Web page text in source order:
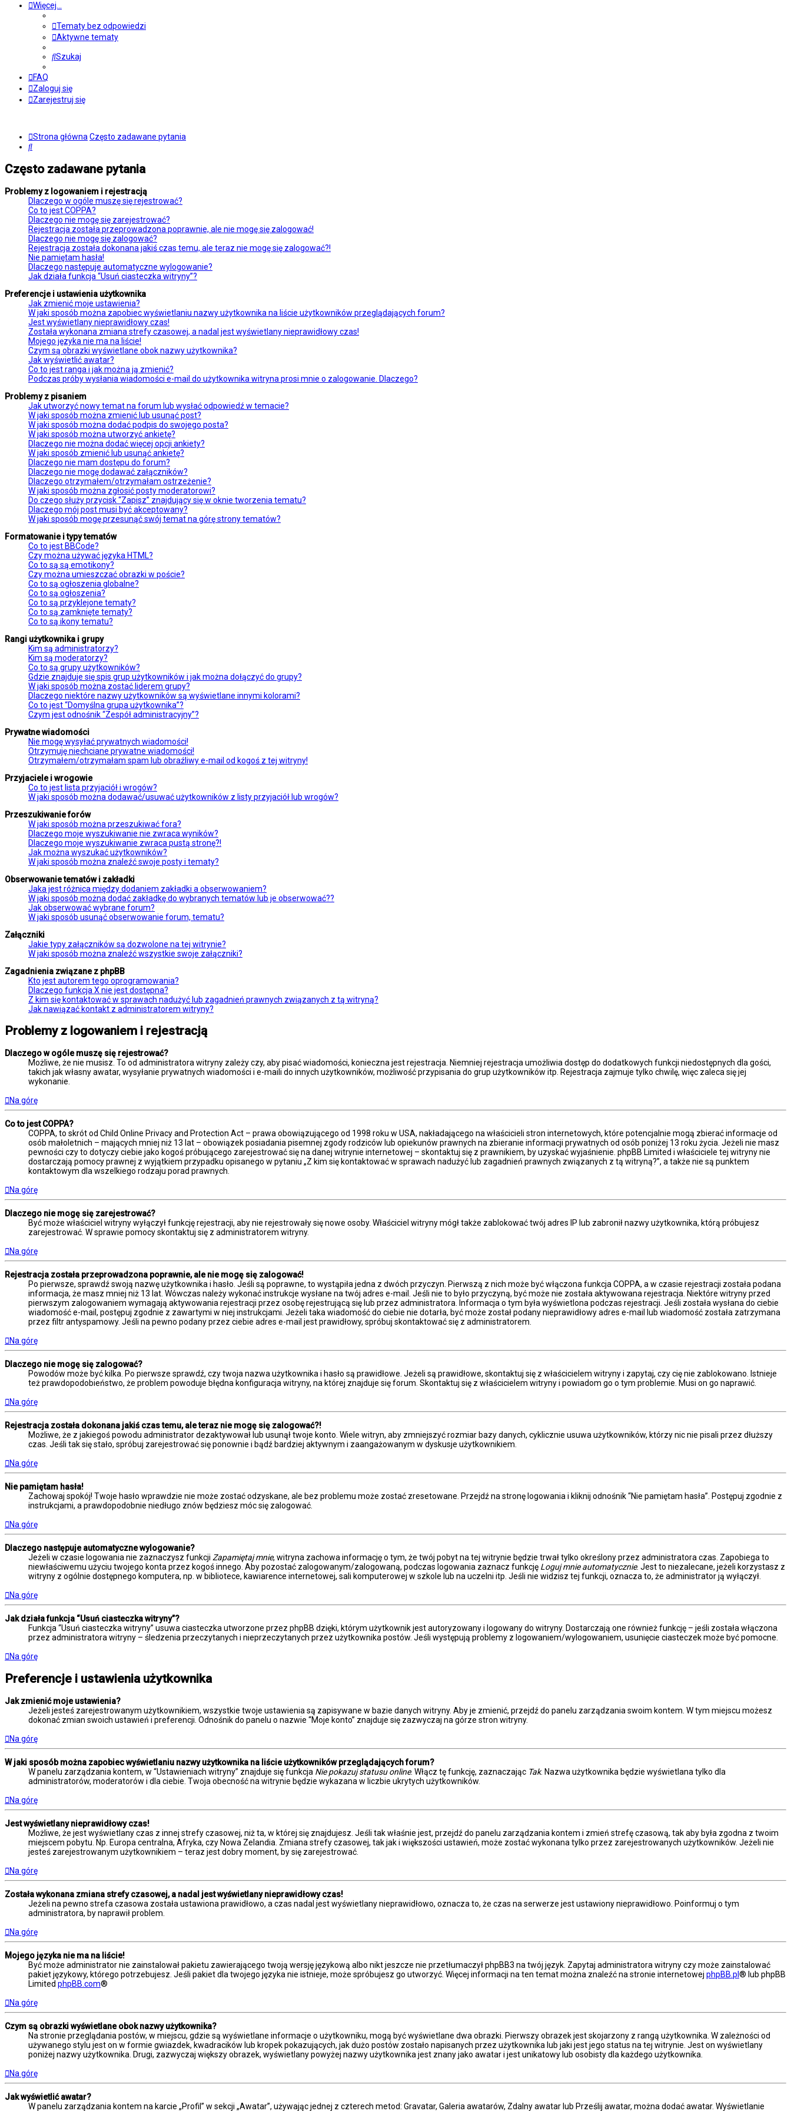
Więcej…
Tematy bez odpowiedzi
Aktywne tematy
Szukaj
FAQ
Zaloguj się
Zarejestruj się
Strona główna Często zadawane pytania
Szukaj
Często zadawane pytania
Problemy z logowaniem i rejestracją
Dlaczego w ogóle muszę się rejestrować?
Co to jest COPPA?
Dlaczego nie mogę się zarejestrować?
Rejestracja została przeprowadzona poprawnie, ale nie mogę się zalogować!
Dlaczego nie mogę się zalogować?
Rejestracja została dokonana jakiś czas temu, ale teraz nie mogę się zalogować?!
Nie pamiętam hasła!
Dlaczego następuje automatyczne wylogowanie?
Jak działa funkcja “Usuń ciasteczka witryny”?
Preferencje i ustawienia użytkownika
Jak zmienić moje ustawienia?
W jaki sposób można zapobiec wyświetlaniu nazwy użytkownika na liście użytkowników przeglądających forum?
Jest wyświetlany nieprawidłowy czas!
Została wykonana zmiana strefy czasowej, a nadal jest wyświetlany nieprawidłowy czas!
Mojego języka nie ma na liście!
Czym są obrazki wyświetlane obok nazwy użytkownika?
Jak wyświetlić awatar?
Co to jest ranga i jak można ją zmienić?
Podczas próby wysłania wiadomości e-mail do użytkownika witryna prosi mnie o zalogowanie. Dlaczego?
Problemy z pisaniem
Jak utworzyć nowy temat na forum lub wysłać odpowiedź w temacie?
W jaki sposób można zmienić lub usunąć post?
W jaki sposób można dodać podpis do swojego posta?
W jaki sposób można utworzyć ankietę?
Dlaczego nie można dodać więcej opcji ankiety?
W jaki sposób zmienić lub usunąć ankietę?
Dlaczego nie mam dostępu do forum?
Dlaczego nie mogę dodawać załączników?
Dlaczego otrzymałem/otrzymałam ostrzeżenie?
W jaki sposób można zgłosić posty moderatorowi?
Do czego służy przycisk “Zapisz” znajdujący się w oknie tworzenia tematu?
Dlaczego mój post musi być akceptowany?
W jaki sposób mogę przesunąć swój temat na górę strony tematów?
Formatowanie i typy tematów
Co to jest BBCode?
Czy można używać języka HTML?
Co to są są emotikony?
Czy można umieszczać obrazki w poście?
Co to są ogłoszenia globalne?
Co to są ogłoszenia?
Co to są przyklejone tematy?
Co to są zamknięte tematy?
Co to są ikony tematu?
Rangi użytkownika i grupy
Kim są administratorzy?
Kim są moderatorzy?
Co to są grupy użytkowników?
Gdzie znajduje się spis grup użytkowników i jak można dołączyć do grupy?
W jaki sposób można zostać liderem grupy?
Dlaczego niektóre nazwy użytkowników są wyświetlane innymi kolorami?
Co to jest “Domyślna grupa użytkownika”?
Czym jest odnośnik “Zespół administracyjny”?
Prywatne wiadomości
Nie mogę wysyłać prywatnych wiadomości!
Otrzymuję niechciane prywatne wiadomości!
Otrzymałem/otrzymałam spam lub obraźliwy e-mail od kogoś z tej witryny!
Przyjaciele i wrogowie
Co to jest lista przyjaciół i wrogów?
W jaki sposób można dodawać/usuwać użytkowników z listy przyjaciół lub wrogów?
Przeszukiwanie forów
W jaki sposób można przeszukiwać fora?
Dlaczego moje wyszukiwanie nie zwraca wyników?
Dlaczego moje wyszukiwanie zwraca pustą stronę?!
Jak można wyszukać użytkowników?
W jaki sposób można znaleźć swoje posty i tematy?
Obserwowanie tematów i zakładki
Jaka jest różnica między dodaniem zakładki a obserwowaniem?
W jaki sposób można dodać zakładkę do wybranych tematów lub je obserwować??
Jak obserwować wybrane forum?
W jaki sposób usunąć obserwowanie forum, tematu?
Załączniki
Jakie typy załączników są dozwolone na tej witrynie?
W jaki sposób można znaleźć wszystkie swoje załączniki?
Zagadnienia związane z phpBB
Kto jest autorem tego oprogramowania?
Dlaczego funkcja X nie jest dostępna?
Z kim się kontaktować w sprawach nadużyć lub zagadnień prawnych związanych z tą witryną?
Jak nawiązać kontakt z administratorem witryny?
Problemy z logowaniem i rejestracją
Dlaczego w ogóle muszę się rejestrować?
Możliwe, że nie musisz. To od administratora witryny zależy czy, aby pisać wiadomości, konieczna jest rejestracja. Niemniej rejestracja umożliwia dostęp do dodatkowych funkcji niedostępnych dla gości,
takich jak własny awatar, wysyłanie prywatnych wiadomości i e-maili do innych użytkowników, możliwość przypisania do grup użytkowników itp. Rejestracja zajmuje tylko chwilę, więc zaleca się jej
wykonanie.
Na górę
Co to jest COPPA?
COPPA, to skrót od Child Online Privacy and Protection Act – prawa obowiązującego od 1998 roku w USA, nakładającego na właścicieli stron internetowych, które potencjalnie mogą zbierać informacje od
osób małoletnich – mających mniej niż 13 lat – obowiązek posiadania pisemnej zgody rodziców lub opiekunów prawnych na zbieranie informacji prywatnych od osób poniżej 13 roku życia. Jeżeli nie masz
pewności czy to dotyczy ciebie jako kogoś próbującego zarejestrować się na danej witrynie internetowej – skontaktuj się z prawnikiem, by uzyskać wyjaśnienie. phpBB Limited i właściciele tej witryny nie
dostarczają pomocy prawnej z wyjątkiem przypadku opisanego w pytaniu „Z kim się kontaktować w sprawach nadużyć lub zagadnień prawnych związanych z tą witryną?”, a także nie są punktem
kontaktowym dla wszelkiego rodzaju porad prawnych.
Na górę
Dlaczego nie mogę się zarejestrować?
Być może właściciel witryny wyłączył funkcję rejestracji, aby nie rejestrowały się nowe osoby. Właściciel witryny mógł także zablokować twój adres IP lub zabronił nazwy użytkownika, którą próbujesz
zarejestrować. W sprawie pomocy skontaktuj się z administratorem witryny.
Na górę
Rejestracja została przeprowadzona poprawnie, ale nie mogę się zalogować!
Po pierwsze, sprawdź swoją nazwę użytkownika i hasło. Jeśli są poprawne, to wystąpiła jedna z dwóch przyczyn. Pierwszą z nich może być włączona funkcja COPPA, a w czasie rejestracji została podana
informacja, że masz mniej niż 13 lat. Wówczas należy wykonać instrukcje wysłane na twój adres e-mail. Jeśli nie to było przyczyną, być może nie została aktywowana rejestracja. Niektóre witryny przed
pierwszym zalogowaniem wymagają aktywowania rejestracji przez osobę rejestrującą się lub przez administratora. Informacja o tym była wyświetlona podczas rejestracji. Jeśli została wysłana do ciebie
wiadomość e-mail, postępuj zgodnie z zawartymi w niej instrukcjami. Jeżeli taka wiadomość do ciebie nie dotarła, być może został podany nieprawidłowy adres e-mail lub wiadomość została zatrzymana
przez filtr antyspamowy. Jeśli na pewno podany przez ciebie adres e-mail jest prawidłowy, spróbuj skontaktować się z administratorem.
Na górę
Dlaczego nie mogę się zalogować?
Powodów może być kilka. Po pierwsze sprawdź, czy twoja nazwa użytkownika i hasło są prawidłowe. Jeżeli są prawidłowe, skontaktuj się z właścicielem witryny i zapytaj, czy cię nie zablokowano. Istnieje
też prawdopodobieństwo, że problem powoduje błędna konfiguracja witryny, na której znajduje się forum. Skontaktuj się z właścicielem witryny i powiadom go o tym problemie. Musi on go naprawić.
Na górę
Rejestracja została dokonana jakiś czas temu, ale teraz nie mogę się zalogować?!
Możliwe, że z jakiegoś powodu administrator dezaktywował lub usunął twoje konto. Wiele witryn, aby zmniejszyć rozmiar bazy danych, cyklicznie usuwa użytkowników, którzy nic nie pisali przez dłuższy
czas. Jeśli tak się stało, spróbuj zarejestrować się ponownie i bądź bardziej aktywnym i zaangażowanym w dyskusje użytkownikiem.
Na górę
Nie pamiętam hasła!
Zachowaj spokój! Twoje hasło wprawdzie nie może zostać odzyskane, ale bez problemu może zostać zresetowane. Przejdź na stronę logowania i kliknij odnośnik “Nie pamiętam hasła”. Postępuj zgodnie z
instrukcjami, a prawdopodobnie niedługo znów będziesz móc się zalogować.
Na górę
Dlaczego następuje automatyczne wylogowanie?
Jeżeli w czasie logowania nie zaznaczysz funkcji Zapamiętaj mnie, witryna zachowa informację o tym, że twój pobyt na tej witrynie będzie trwał tylko określony przez administratora czas. Zapobiega to
niewłaściwemu użyciu twojego konta przez kogoś innego. Aby pozostać zalogowanym/zalogowaną, podczas logowania zaznacz funkcję Loguj mnie automatycznie. Jest to niezalecane, jeżeli korzystasz z
witryny z ogólnie dostępnego komputera, np. w bibliotece, kawiarence internetowej, sali komputerowej w szkole lub na uczelni itp. Jeśli nie widzisz tej funkcji, oznacza to, że administrator ją wyłączył.
Na górę
Jak działa funkcja “Usuń ciasteczka witryny”?
Funkcja “Usuń ciasteczka witryny” usuwa ciasteczka utworzone przez phpBB dzięki, którym użytkownik jest autoryzowany i logowany do witryny. Dostarczają one również funkcję – jeśli została włączona
przez administratora witryny – śledzenia przeczytanych i nieprzeczytanych przez użytkownika postów. Jeśli występują problemy z logowaniem/wylogowaniem, usunięcie ciasteczek może być pomocne.
Na górę
Preferencje i ustawienia użytkownika
Jak zmienić moje ustawienia?
Jeżeli jesteś zarejestrowanym użytkownikiem, wszystkie twoje ustawienia są zapisywane w bazie danych witryny. Aby je zmienić, przejdź do panelu zarządzania swoim kontem. W tym miejscu możesz
dokonać zmian swoich ustawień i preferencji. Odnośnik do panelu o nazwie “Moje konto” znajduje się zazwyczaj na górze stron witryny.
Na górę
W jaki sposób można zapobiec wyświetlaniu nazwy użytkownika na liście użytkowników przeglądających forum?
W panelu zarządzania kontem, w “Ustawieniach witryny” znajduje się funkcja Nie pokazuj statusu online. Włącz tę funkcję, zaznaczając Tak. Nazwa użytkownika będzie wyświetlana tylko dla
administratorów, moderatorów i dla ciebie. Twoja obecność na witrynie będzie wykazana w liczbie ukrytych użytkowników.
Na górę
Jest wyświetlany nieprawidłowy czas!
Możliwe, że jest wyświetlany czas z innej strefy czasowej, niż ta, w której się znajdujesz. Jeśli tak właśnie jest, przejdź do panelu zarządzania kontem i zmień strefę czasową, tak aby była zgodna z twoim
miejscem pobytu. Np. Europa centralna, Afryka, czy Nowa Zelandia. Zmiana strefy czasowej, tak jak i większości ustawień, może zostać wykonana tylko przez zarejestrowanych użytkowników. Jeżeli nie
jesteś zarejestrowanym użytkownikiem – teraz jest dobry moment, by się zarejestrować.
Na górę
Została wykonana zmiana strefy czasowej, a nadal jest wyświetlany nieprawidłowy czas!
Jeżeli na pewno strefa czasowa została ustawiona prawidłowo, a czas nadal jest wyświetlany nieprawidłowo, oznacza to, że czas na serwerze jest ustawiony nieprawidłowo. Poinformuj o tym
administratora, by naprawił problem.
Na górę
Mojego języka nie ma na liście!
Być może administrator nie zainstalował pakietu zawierającego twoją wersję językową albo nikt jeszcze nie przetłumaczył phpBB3 na twój język. Zapytaj administratora witryny czy może zainstalować
pakiet językowy, którego potrzebujesz. Jeśli pakiet dla twojego języka nie istnieje, może spróbujesz go utworzyć. Więcej informacji na ten temat można znaleźć na stronie internetowej phpBB.pl® lub phpBB
Limited phpBB.com®
Na górę
Czym są obrazki wyświetlane obok nazwy użytkownika?
Na stronie przeglądania postów, w miejscu, gdzie są wyświetlane informacje o użytkowniku, mogą być wyświetlane dwa obrazki. Pierwszy obrazek jest skojarzony z rangą użytkownika. W zależności od
używanego stylu jest on w formie gwiazdek, kwadracików lub kropek pokazujących, jak dużo postów zostało napisanych przez użytkownika lub jaki jest jego status na tej witrynie. Jest on wyświetlany
poniżej nazwy użytkownika. Drugi, zazwyczaj większy obrazek, wyświetlany powyżej nazwy użytkownika jest znany jako awatar i jest unikatowy lub osobisty dla każdego użytkownika.
Na górę
Jak wyświetlić awatar?
W panelu zarządzania kontem na karcie „Profil” w sekcji „Awatar”, używając jednej z czterech metod: Gravatar, Galeria awatarów, Zdalny awatar lub Prześlij awatar, można dodać awatar. Wyświetlanie